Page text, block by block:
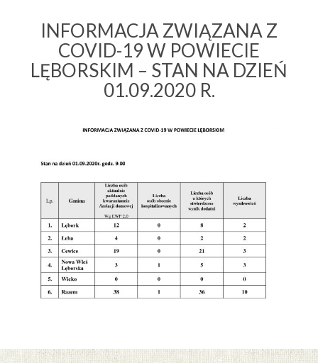
INFORMACJA ZWIĄZANA Z
COVID-19 W POWIECIE
LĘBORSKIM – STAN NA DZIEŃ
01.09.2020 R.